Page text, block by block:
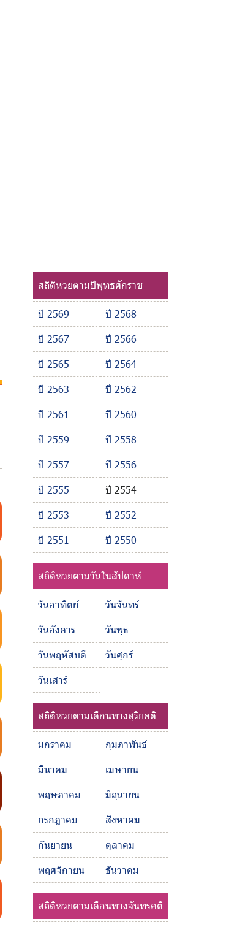
สถิติหวยตามปีพุทธศักราช
ปี 2569
ปี 2568
ปี 2567
ปี 2566
ปี 2565
ปี 2564
ปี 2563
ปี 2562
ปี 2561
ปี 2560
ปี 2559
ปี 2558
ปี 2557
ปี 2556
ปี 2555
ปี 2554
ปี 2553
ปี 2552
ปี 2551
ปี 2550
สถิติหวยตามวันในสัปดาห์
วันอาทิตย์
วันจันทร์
วันอังคาร
วันพุธ
วันพฤหัสบดี
วันศุกร์
วันเสาร์
สถิติหวยตามเดือนทางสุริยคติ
มกราคม
กุมภาพันธ์
มีนาคม
เมษายน
พฤษภาคม
มิถุนายน
กรกฎาคม
สิงหาคม
กันยายน
ตุลาคม
พฤศจิกายน
ธันวาคม
สถิติหวยตามเดือนทางจันทรคติ